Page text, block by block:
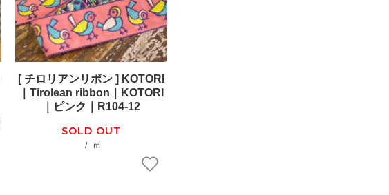
[ チロリアンリボン ] KOTORI
｜Tirolean ribbon｜KOTORI
｜ピンク｜R104-12
SOLD OUT
ｍ